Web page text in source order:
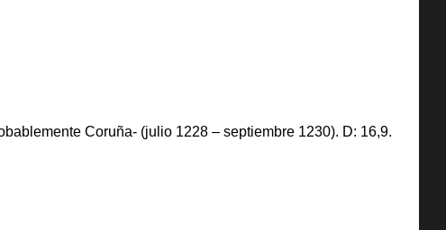
Coruña- (julio 1228 – septiembre 1230). D: 16,9.